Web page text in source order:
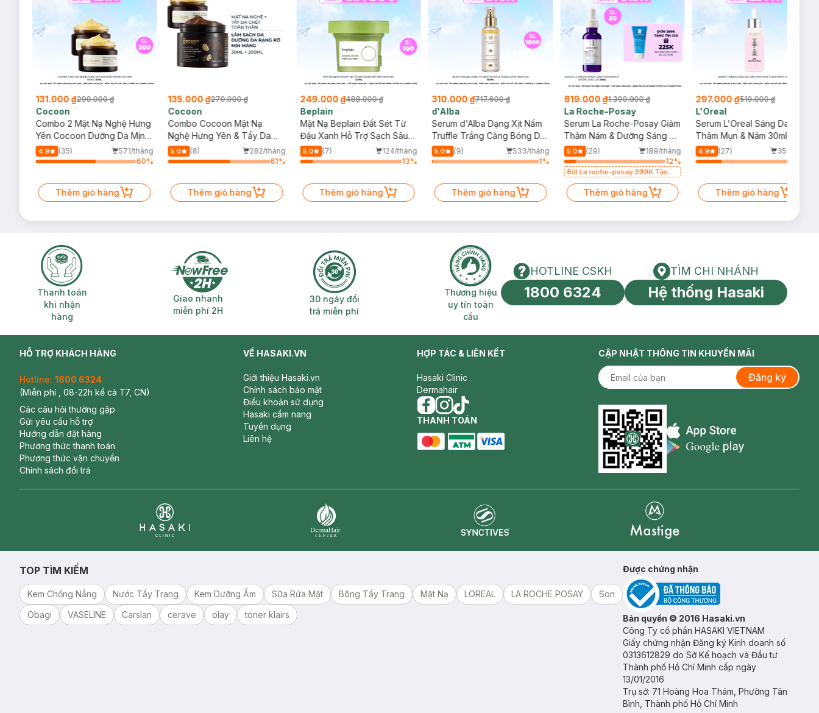
131.000 ₫290.000 ₫
Cocoon
Combo 2 Mặt Nạ Nghệ Hưng
Yên Cocoon Dưỡng Da Mịn
Màng 30ml
4.9 (35)
571/tháng
60%
Thêm giỏ hàng
135.000 ₫270.000 ₫
Cocoon
Combo Cocoon Mặt Nạ
Nghệ Hưng Yên & Tẩy Da
Chết Toàn Thân Cà Phê Đắk
Lắk 30ml+200ml
5.0 (8)
282/tháng
61%
Thêm giỏ hàng
249.000 ₫488.000 ₫
Beplain
Mặt Nạ Beplain Đất Sét Từ
Đậu Xanh Hỗ Trợ Sạch Sâu
120ml
5.0 (7)
124/tháng
13%
Thêm giỏ hàng
310.000 ₫717.600 ₫
d'Alba
Serum d'Alba Dạng Xịt Nấm
Truffle Trắng Căng Bóng Da
100ml
5.0 (9)
533/tháng
1%
Thêm giỏ hàng
819.000 ₫1.390.000 ₫
La Roche-Posay
Serum La Roche-Posay Giảm
Thâm Nám & Dưỡng Sáng Da
30ml
5.0 (29)
189/tháng
12%
Bill La roche-posay 399K Tặng
Gel rửa mặt da dầu nhạy cảm
50ml (SL có hạn)
Thêm giỏ hàng
297.000 ₫519.000 ₫
L'Oreal
Serum L'Oreal Sáng Da, Mờ
Thâm Mụn & Nám 30ml (Mới)
4.9 (27)
352/tháng
Thêm giỏ hàng
Thanh toán khi nhận hàng
Thanh toán
khi nhận
hàng
Giao nhanh miễn phí 2H
Giao nhanh
miễn phí 2H
30 ngày đổi trả miễn phí
30 ngày đổi
trả miễn phí
Thương hiệu uy tín toàn cầu
Thương hiệu
uy tín toàn
cầu
HOTLINE CSKH
HOTLINE CSKH
1800 6324
Tìm chi nhánh
TÌM CHI NHÁNH
Hệ thống Hasaki
HỖ TRỢ KHÁCH HÀNG
Hotline: 1800 6324
(Miễn phí , 08-22h kể cả T7, CN)
Các câu hỏi thường gặp
Gửi yêu cầu hỗ trợ
Hướng dẫn đặt hàng
Phương thức thanh toán
Phương thức vận chuyển
Chính sách đổi trả
VỀ HASAKI.VN
Giới thiệu Hasaki.vn
Chính sách bảo mật
Điều khoản sử dụng
Hasaki cẩm nang
Tuyển dụng
Liên hệ
HỢP TÁC & LIÊN KẾT
Hasaki Clinic
Dermahair
facebook
instagram
tiktok
THANH TOÁN
CẬP NHẬT THÔNG TIN KHUYẾN MÃI
Đăng ký
Appstore icon
TOP TÌM KIẾM
Kem Chống Nắng Nước Tẩy Trang Kem Dưỡng Ẩm Sữa Rửa Mặt Bông Tẩy Trang Mặt Nạ LOREAL LA ROCHE POSAY
Son
Obagi
VASELINE Carslan cerave olay toner klairs
Được chứng nhận
Bản quyền © 2016 Hasaki.vn
Công Ty cổ phần HASAKI VIETNAM
Giấy chứng nhận Đăng ký Kinh doanh số
0313612829 do Sở Kế hoạch và Đầu tư
Thành phố Hồ Chí Minh cấp ngày
13/01/2016
Trụ sở: 71 Hoàng Hoa Thám, Phường Tân
Bình, Thành phố Hồ Chí Minh